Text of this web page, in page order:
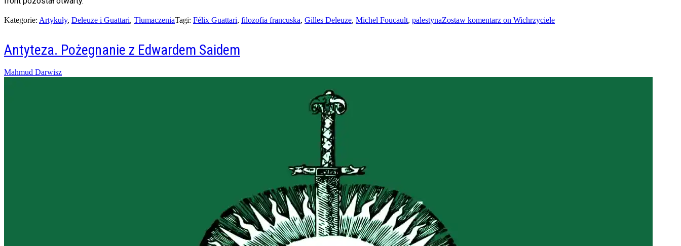
Kategorie: Artykuły, Deleuze i Guattari, TłumaczeniaTagi: Félix Guattari, filozofia francuska, Gilles Deleuze, Michel Foucault, palestynaZostaw komentarz on Wichrzyciele
Antyteza. Pożegnanie z Edwardem Saidem
Posted
Mahmud Darwisz